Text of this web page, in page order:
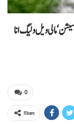
مالی ویل و لیگ انا
0
Share